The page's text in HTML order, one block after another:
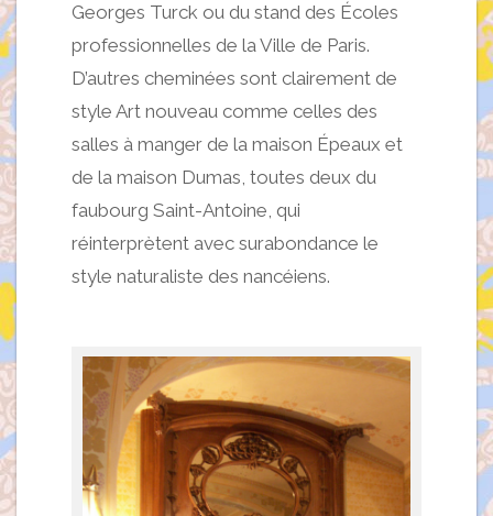
Georges Turck ou du stand des Écoles
professionnelles de la Ville de Paris.
D’autres cheminées sont clairement de
style Art nouveau comme celles des
salles à manger de la maison Épeaux et
de la maison Dumas, toutes deux du
faubourg Saint-Antoine, qui
réinterprètent avec surabondance le
style naturaliste des nancéiens.